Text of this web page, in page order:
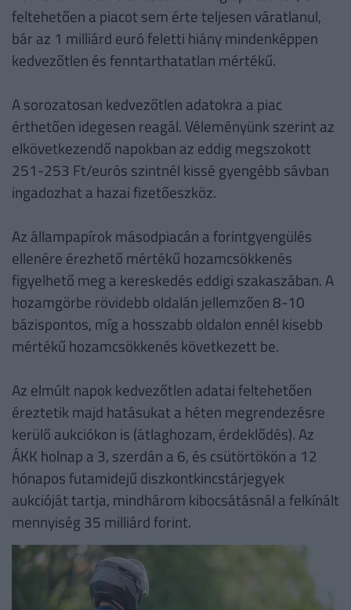
feltehetően a piacot sem érte teljesen váratlanul,
bár az 1 milliárd euró feletti hiány mindenképpen
kedvezőtlen és fenntarthatatlan mértékű.
A sorozatosan kedvezőtlen adatokra a piac
érthetően idegesen reagál. Véleményünk szerint az
elkövetkezendő napokban az eddig megszokott
251-253 Ft/eurós szintnél kissé gyengébb sávban
ingadozhat a hazai fizetőeszköz.
Az állampapírok másodpiacán a forintgyengülés
ellenére érezhető mértékű hozamcsökkenés
figyelhető meg a kereskedés eddigi szakaszában. A
hozamgörbe rövidebb oldalán jellemzően 8-10
bázispontos, míg a hosszabb oldalon ennél kisebb
mértékű hozamcsökkenés következett be.
Az elmúlt napok kedvezőtlen adatai feltehetően
éreztetik majd hatásukat a héten megrendezésre
kerülő aukciókon is (átlaghozam, érdeklődés). Az
ÁKK holnap a 3, szerdán a 6, és csütörtökön a 12
hónapos futamidejű diszkontkincstárjegyek
aukcióját tartja, mindhárom kibocsátásnál a felkínált
mennyiség 35 milliárd forint.